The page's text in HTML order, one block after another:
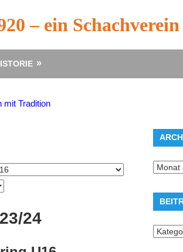
– ein
24
Archiv